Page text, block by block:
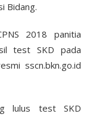
Bidang.
2018 panitia
test SKD pada
sscn.bkn.go.id
lulus test SKD